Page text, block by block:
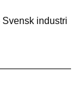
Svensk industri